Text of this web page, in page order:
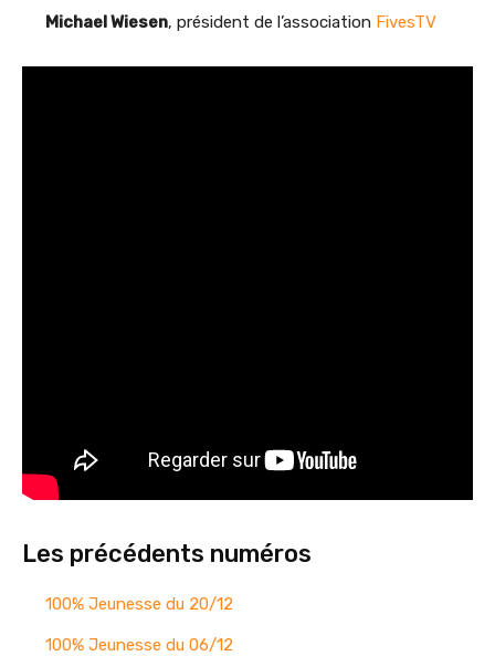
Michael Wiesen, président de l’association FivesTV
Les précédents numéros
100% Jeunesse du 20/12
100% Jeunesse du 06/12